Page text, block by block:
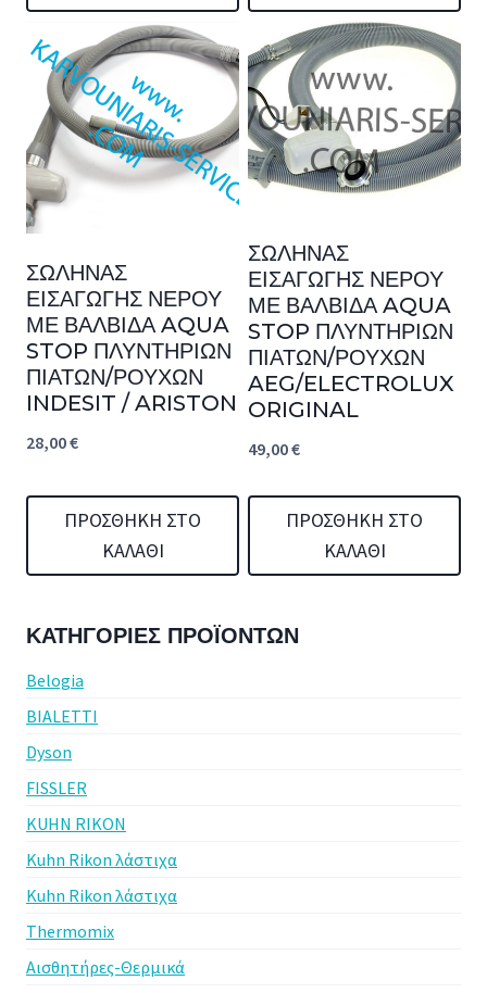
ΣΩΛΗΝΑΣ
ΕΙΣΑΓΩΓΗΣ ΝΕΡΟΥ
ΜΕ ΒΑΛΒΙΔΑ AQUA
STOP ΠΛΥΝΤΗΡΙΩΝ
ΠΙΑΤΩΝ/ΡΟΥΧΩΝ
INDESIT / ARISTON
28,00€
ΠΡΟΣΘΉΚΗ ΣΤΟ
ΚΑΛΆΘΙ
ΣΩΛΗΝΑΣ
ΕΙΣΑΓΩΓΗΣ ΝΕΡΟΥ
ΜΕ ΒΑΛΒΙΔΑ AQUA
STOP ΠΛΥΝΤΗΡΙΩΝ
ΠΙΑΤΩΝ/ΡΟΥΧΩΝ
AEG/ELECTROLUX
ORIGINAL
49,00€
ΠΡΟΣΘΉΚΗ ΣΤΟ
ΚΑΛΆΘΙ
ΚΑΤΗΓΟΡΊΕΣ ΠΡΟΪΌΝΤΩΝ
Belogia
BIALETTI
Dyson
FISSLER
KUHN RIKON
Kuhn Rikon λάστιχα
Kuhn Rikon λάστιχα
Thermomix
Αισθητήρες-Θερμικά